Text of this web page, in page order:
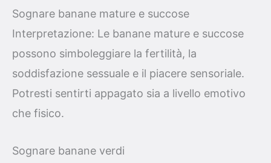
Sognare banane mature e succose
Interpretazione: Le banane mature e succose
possono simboleggiare la fertilità, la
soddisfazione sessuale e il piacere sensoriale.
Potresti sentirti appagato sia a livello emotivo
che fisico.
Sognare banane verdi